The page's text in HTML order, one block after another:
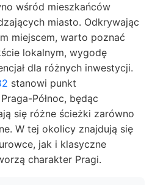
wśród mieszkańców
miasto. Odkrywając
miejscem, warto poznać
lokalnym, wygodę
dla różnych inwestycji.
stanowi punkt
Północ, będąc
się różne ścieżki zarówno
W tej okolicy znajdują się
jak i klasyczne
charakter Pragi.